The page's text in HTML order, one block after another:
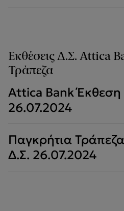
Εκθέσεις Δ.Σ. Attica
Τράπεζα
Attica Bank Έκθεση
26.07.2024
Παγκρήτια
Δ.Σ. 26.07.2024